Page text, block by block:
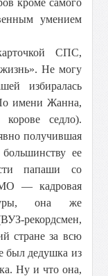
кроме самого
умением
СПС,
Не могу
избиралась
имени Жанна,
седло).
получившая
ее
папаши со
— кадровая
она же
рекордсмен,
стране за всю
был дедушка из
Ну и что она,